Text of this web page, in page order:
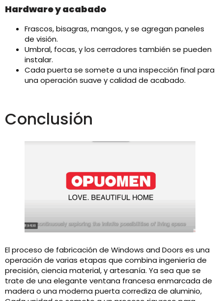
Hardware y acabado
Frascos, bisagras, mangos, y se agregan paneles
de visión.
Umbral, focas, y los cerradores también se pueden
instalar.
Cada puerta se somete a una inspección final para
una operación suave y calidad de acabado.
Conclusión
El proceso de fabricación de Windows and Doors es una
operación de varias etapas que combina ingeniería de
precisión, ciencia material, y artesanía. Ya sea que se
trate de una elegante ventana francesa enmarcada de
madera o una moderna puerta corrediza de aluminio,